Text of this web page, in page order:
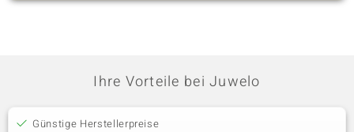
Ihre Vorteile bei Juwelo
Günstige Herstellerpreise